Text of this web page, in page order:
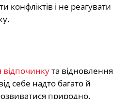
конфліктів і не реагувати
відпочинкута відновлення
себе надто багато й
природно.